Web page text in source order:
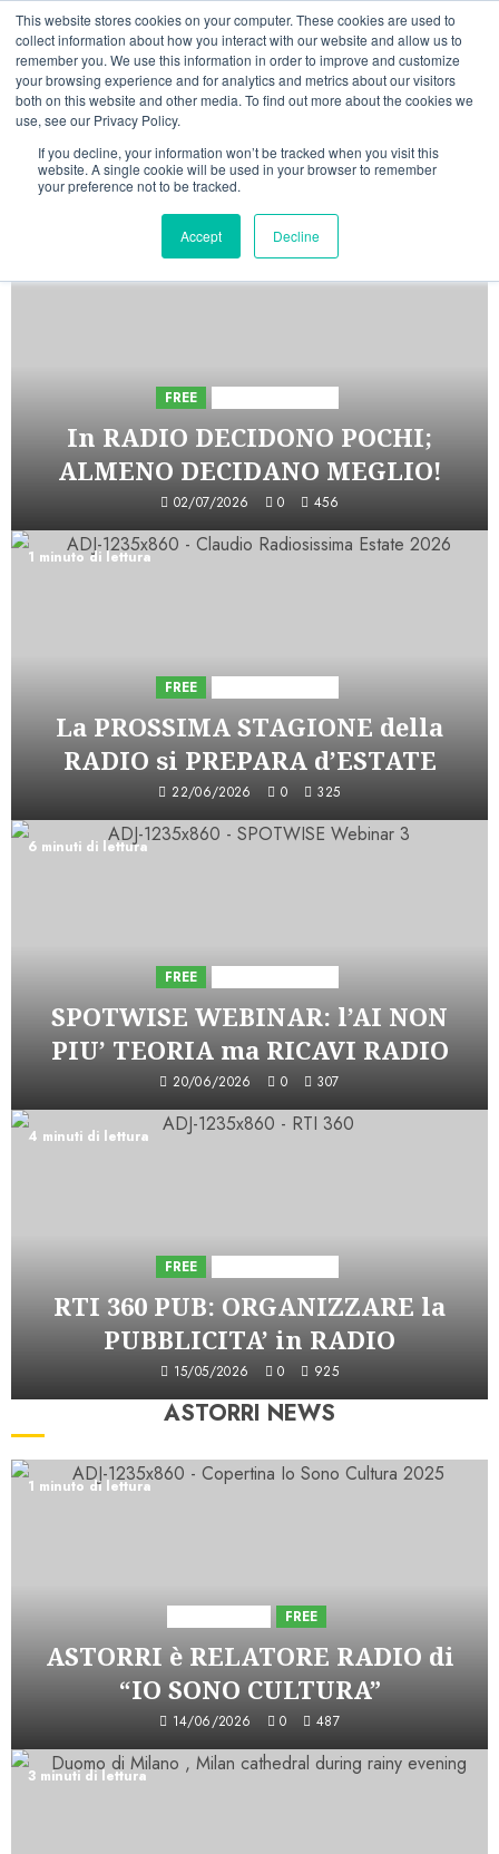
This website stores cookies on your computer. These cookies are used to
collect information about how you interact with our website and allow us to
remember you. We use this information in order to improve and customize
your browsing experience and for analytics and metrics about our visitors
both on this website and other media. To find out more about the cookies we
use, see our Privacy Policy.
If you decline, your information won’t be tracked when you visit this
website. A single cookie will be used in your browser to remember
your preference not to be tracked.
Accept Decline
Vai
contenuto
07/08/2026
LinkedinFacebook
X TelegramWhatsappMastodon
INIZIATIVE ASTORRI
FREE
In RADIO DECIDONO POCHI;
ALMENO DECIDANO MEGLIO!
02/07/2026 0 456
1 minuto di lettura
FREE
La PROSSIMA STAGIONE della
RADIO si PREPARA d’ESTATE
22/06/2026 0 325
6 minuti di lettura
FREE
SPOTWISE WEBINAR: l’AI NON
PIU’ TEORIA ma RICAVI RADIO
20/06/2026 0 307
4 minuti di lettura
FREE
RTI 360 PUB: ORGANIZZARE la
PUBBLICITA’ in RADIO
15/05/2026 0 925
ASTORRI NEWS
1 minuto di lettura
FREE
ASTORRI è RELATORE RADIO di
“IO SONO CULTURA”
14/06/2026 0 487
3 minuti di lettura